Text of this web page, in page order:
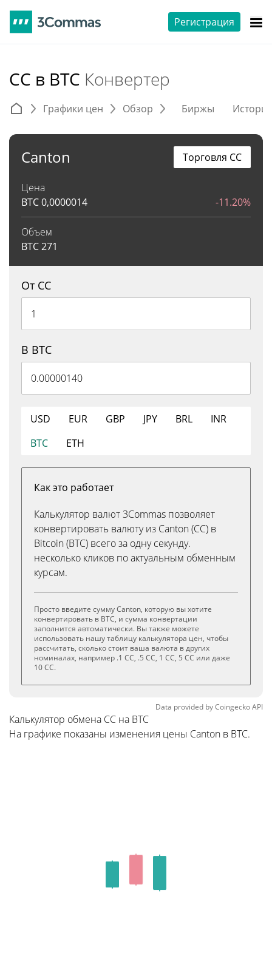
Регистрация
CC в BTC Конвертер
Графики цен Обзор Биржы
Canton
Цена
BTC0,0000014 -11.20%
Объем
BTC271
Торговля CC
От CC
В BTC
USD EUR GBP JPY BRL
INR
BTC
ETH
Как это работает
Калькулятор валют 3Commas позволяет
конвертировать валюту из Canton (CC) в
Bitcoin (BTC) всего за одну секунду.
несколько кликов по актуальным обменным
курсам.
Просто введите сумму Canton, которую вы хотите
конвертировать в BTC, и сумма конвертации
заполнится автоматически. Вы также можете
использовать нашу таблицу калькулятора цен, чтобы
рассчитать, сколько стоит ваша валюта в других
номиналах, например .1 CC, .5 CC, 1 CC, 5 CC или даже
10 CC.
Data provided byCoingeckoAPI
Калькулятор обмена CC на BTC
На графике показаны изменения цены Canton в BTC.